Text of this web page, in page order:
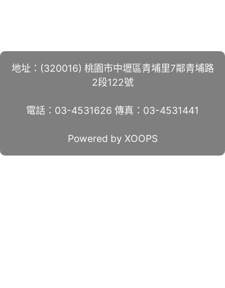
地址：(320016) 桃園市中壢區青埔里7鄰青埔路
2段122號
電話：03-4531626 傳真：03-4531441
Powered by XOOPS